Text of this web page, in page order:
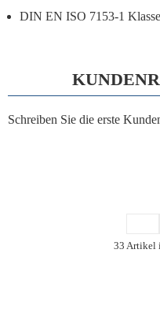
DIN EN ISO 7153-1
Schreiben Sie die erste
33 Artikel